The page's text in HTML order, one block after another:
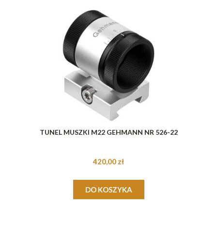
TUNEL MUSZKI M22 GEHMANN NR 526-22
420,00 zł
DO KOSZYKA